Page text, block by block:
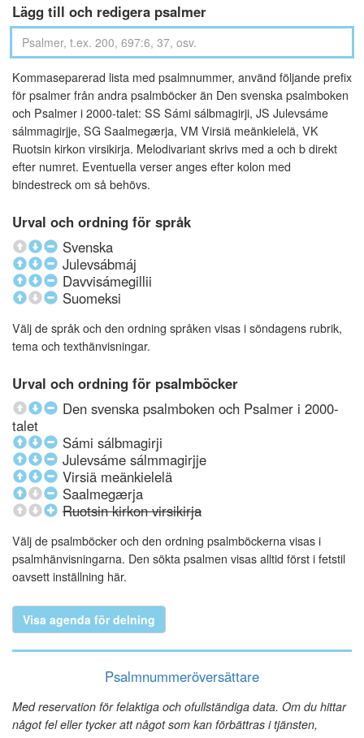
Lägg till och redigera psalmer
Kommaseparerad lista med psalmnummer, använd följande prefix
för psalmer från andra psalmböcker än Den svenska psalmboken
och Psalmer i 2000-talet: SS Sámi sálbmagirji, JS Julevsáme
sálmmagirjje, SG Saalmegærja, VM Virsiä meänkielelä, VK
Ruotsin kirkon virsikirja. Melodivariant skrivs med a och b direkt
efter numret. Eventuella verser anges efter kolon med
bindestreck om så behövs.
Urval och ordning för språk
Svenska
Julevsábmáj
Davvisámegillii
Suomeksi
Välj de språk och den ordning språken visas i söndagens rubrik,
tema och texthänvisningar.
Urval och ordning för psalmböcker
Den svenska psalmboken och Psalmer i 2000-
talet
Sámi sálbmagirji
Julevsáme sálmmagirjje
Virsiä meänkielelä
Saalmegærja
Ruotsin kirkon virsikirja
Välj de psalmböcker och den ordning psalmböckerna visas i
psalmhänvisningarna. Den sökta psalmen visas alltid först i fetstil
oavsett inställning här.
Visa agenda för delning
Psalmnummeröversättare
Med reservation för felaktiga och ofullständiga data. Om du hittar
något fel eller tycker att något som kan förbättras i tjänsten,